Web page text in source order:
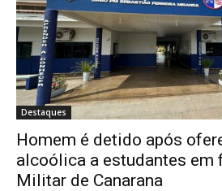
Destaques
Homem é detido após
alcoólica a estudantes em
Militar de Canarana